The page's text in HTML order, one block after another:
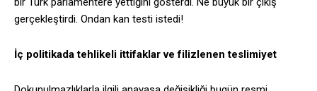
gerçekleştirdi. Ondan kan testi istedi!
İç politikada tehlikeli ittifaklar ve filizlenen teslimiyet